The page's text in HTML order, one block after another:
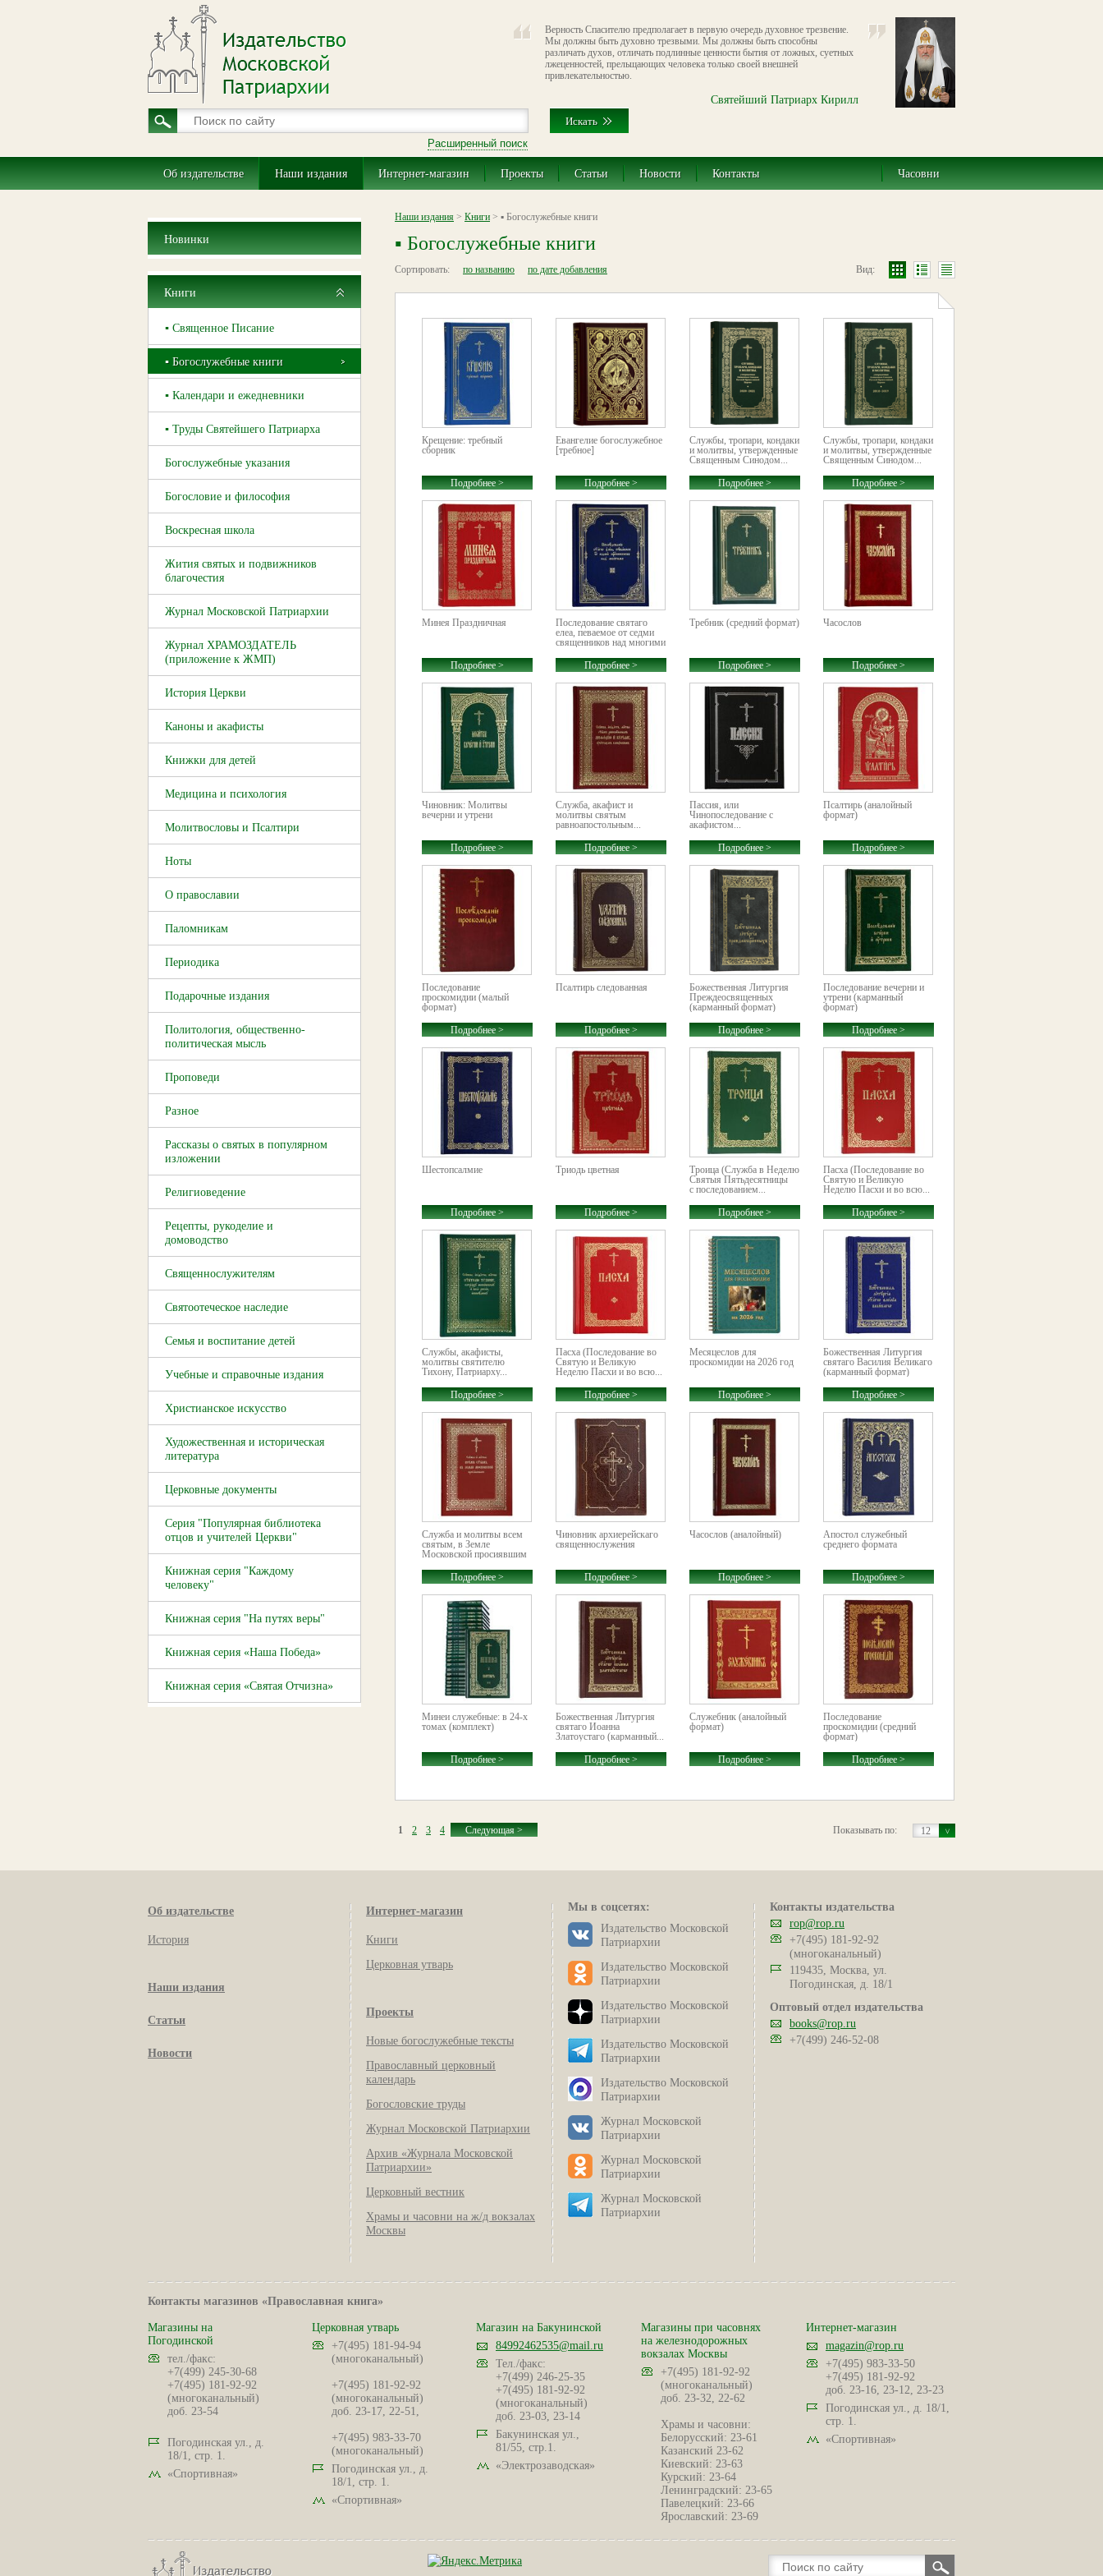
Верность Спасителю предполагает в первую очередь духовное трезвение.
Мы должны быть духовно трезвыми. Мы должны быть способны
различать духов, отличать подлинные ценности бытия от ложных, суетных
лжеценностей, прельщающих человека только своей внешней
привлекательностью.
Святейший Патриарх Кирилл
Расширенный поиск
Об издательстве Наши издания Интернет-магазин Проекты Статьи Новости Контакты Часовни
Новинки
Книги
▪ Священное Писание
▪ Богослужебные книги
▪ Календари и ежедневники
▪ Труды Святейшего Патриарха
Богослужебные указания
Богословие и философия
Воскресная школа
Жития святых и подвижников
благочестия
Журнал Московской Патриархии
Журнал ХРАМОЗДАТЕЛЬ
(приложение к ЖМП)
История Церкви
Каноны и акафисты
Книжки для детей
Медицина и психология
Молитвословы и Псалтири
Ноты
О православии
Паломникам
Периодика
Подарочные издания
Политология, общественно-
политическая мысль
Проповеди
Разное
Рассказы о святых в популярном
изложении
Религиоведение
Рецепты, рукоделие и
домоводство
Священнослужителям
Святоотеческое наследие
Семья и воспитание детей
Учебные и справочные издания
Христианское искусство
Художественная и историческая
литература
Церковные документы
Серия "Популярная библиотека
отцов и учителей Церкви"
Книжная серия "Каждому
человеку"
Книжная серия "На путях веры"
Книжная серия «Наша Победа»
Книжная серия «Святая Отчизна»
Наши издания > Книги > ▪ Богослужебные книги
▪ Богослужебные книги
Сортировать: Вид:
по названию по дате добавления
Крещение: требный
сборник
Подробнее >
Евангелие богослужебное
[требное]
Подробнее >
Службы, тропари, кондаки
и молитвы, утвержденные
Священным Синодом...
Подробнее >
Службы, тропари, кондаки
и молитвы, утвержденные
Священным Синодом...
Подробнее >
Минея Праздничная
Подробнее >
Последование святаго
елеа, певаемое от седми
священников над многими
Подробнее >
Требник (средний формат)
Подробнее >
Часослов
Подробнее >
Чиновник: Молитвы
вечерни и утрени
Подробнее >
Служба, акафист и
молитвы святым
равноапостольным...
Подробнее >
Пассия, или
Чинопоследование с
акафистом...
Подробнее >
Псалтирь (аналойный
формат)
Подробнее >
Последование
проскомидии (малый
формат)
Подробнее >
Псалтирь следованная
Подробнее >
Божественная Литургия
Преждеосвященных
(карманный формат)
Подробнее >
Последование вечерни и
утрени (карманный
формат)
Подробнее >
Шестопсалмие
Подробнее >
Триодь цветная
Подробнее >
Троица (Служба в Неделю
Святыя Пятьдесятницы
с последованием...
Подробнее >
Пасха (Последование во
Святую и Великую
Неделю Пасхи и во всю...
Подробнее >
Службы, акафисты,
молитвы святителю
Тихону, Патриарху...
Подробнее >
Пасха (Последование во
Святую и Великую
Неделю Пасхи и во всю...
Подробнее >
Месяцеслов для
проскомидии на 2026 год
Подробнее >
Божественная Литургия
святаго Василия Великаго
(карманный формат)
Подробнее >
Служба и молитвы всем
святым, в Земле
Московской просиявшим
Подробнее >
Чиновник архиерейскаго
священнослужения
Подробнее >
Часослов (аналойный)
Подробнее >
Апостол служебный
среднего формата
Подробнее >
Минеи служебные: в 24-х
томах (комплект)
Подробнее >
Божественная Литургия
святаго Иоанна
Златоустаго (карманный...
Подробнее >
Служебник (аналойный
формат)
Подробнее >
Последование
проскомидии (средний
формат)
Подробнее >
12
Показывать по:
1 2 3 4 Следующая >
Об издательстве
История
Наши издания
Статьи
Новости
Интернет-магазин
Книги
Церковная утварь
Проекты
Новые богослужебные тексты
Православный церковный
календарь
Богословские труды
Журнал Московской Патриархии
Архив «Журнала Московской
Патриархии»
Церковный вестник
Храмы и часовни на ж/д вокзалах
Москвы
Мы в соцсетях:
Издательство Московской
Патриархии
Издательство Московской
Патриархии
Издательство Московской
Патриархии
Издательство Московской
Патриархии
Издательство Московской
Патриархии
Журнал Московской
Патриархии
Журнал Московской
Патриархии
Журнал Московской
Патриархии
Контакты издательства
rop@rop.ru
+7(495) 181-92-92
(многоканальный)
119435, Москва, ул.
Погодинская, д. 18/1
Оптовый отдел издательства
books@rop.ru
+7(499) 246-52-08
Контакты магазинов «Православная книга»
Магазины на
Погодинской
тел./факс:
+7(499) 245-30-68
+7(495) 181-92-92
(многоканальный)
доб. 23-54
Погодинская ул., д.
18/1, стр. 1.
«Спортивная»
Церковная утварь
+7(495) 181-94-94
(многоканальный)
+7(495) 181-92-92
(многоканальный)
доб. 23-17, 22-51,
+7(495) 983-33-70
(многоканальный)
Погодинская ул., д.
18/1, стр. 1.
«Спортивная»
Магазин на Бакунинской
84992462535@mail.ru
Тел./факс:
+7(499) 246-25-35
+7(495) 181-92-92
(многоканальный)
доб. 23-03, 23-14
Бакунинская ул.,
81/55, стр.1.
«Электрозаводская»
Магазины при часовнях
на железнодорожных
вокзалах Москвы
+7(495) 181-92-92
(многоканальный)
доб. 23-32, 22-62
Храмы и часовни:
Белорусский: 23-61
Казанский 23-62
Киевский: 23-63
Курский: 23-64
Ленинградский: 23-65
Павелецкий: 23-66
Ярославский: 23-69
Интернет-магазин
magazin@rop.ru
+7(495) 983-33-50
+7(495) 181-92-92
доб. 23-16, 23-12, 23-23
Погодинская ул., д. 18/1,
стр. 1.
«Спортивная»